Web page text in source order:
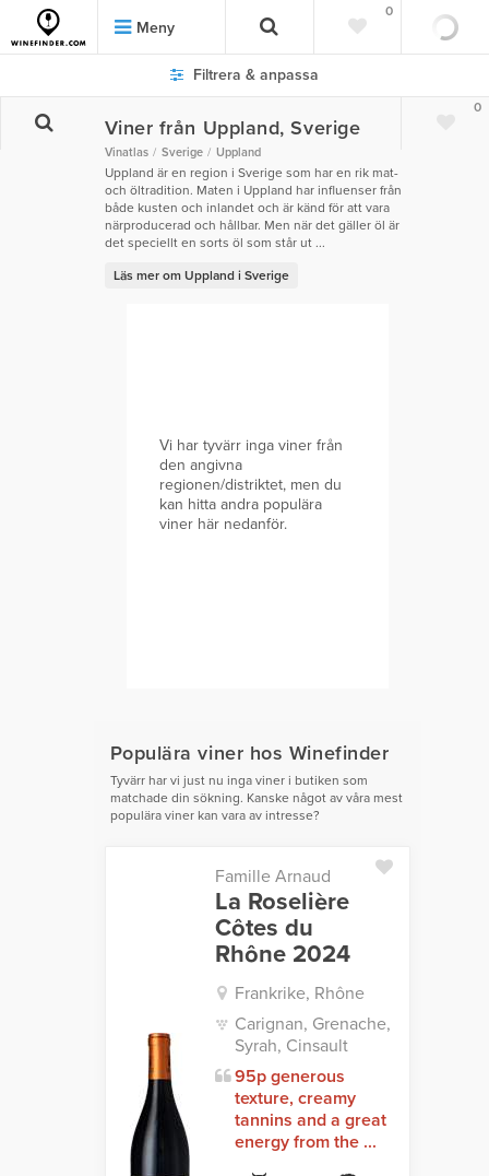
Meny
0
0
Filtrera & anpassa
Viner från Uppland, Sverige
Vinatlas Sverige Uppland
Uppland är en region i Sverige som har en rik mat-
och öltradition. Maten i Uppland har influenser från
både kusten och inlandet och är känd för att vara
närproducerad och hållbar. Men när det gäller öl är
det speciellt en sorts öl som står ut ...
Läs mer om Uppland i Sverige
Vi har tyvärr inga viner från
den angivna
regionen/distriktet, men du
kan hitta andra populära
viner här nedanför.
Populära viner hos Winefinder
Tyvärr har vi just nu inga viner i butiken som
matchade din sökning. Kanske något av våra mest
populära viner kan vara av intresse?
Famille Arnaud
La Roselière
Côtes du
Rhône 2024
Frankrike, Rhône
Carignan, Grenache,
Syrah, Cinsault
95p generous
texture, creamy
tannins and a great
energy from the ...